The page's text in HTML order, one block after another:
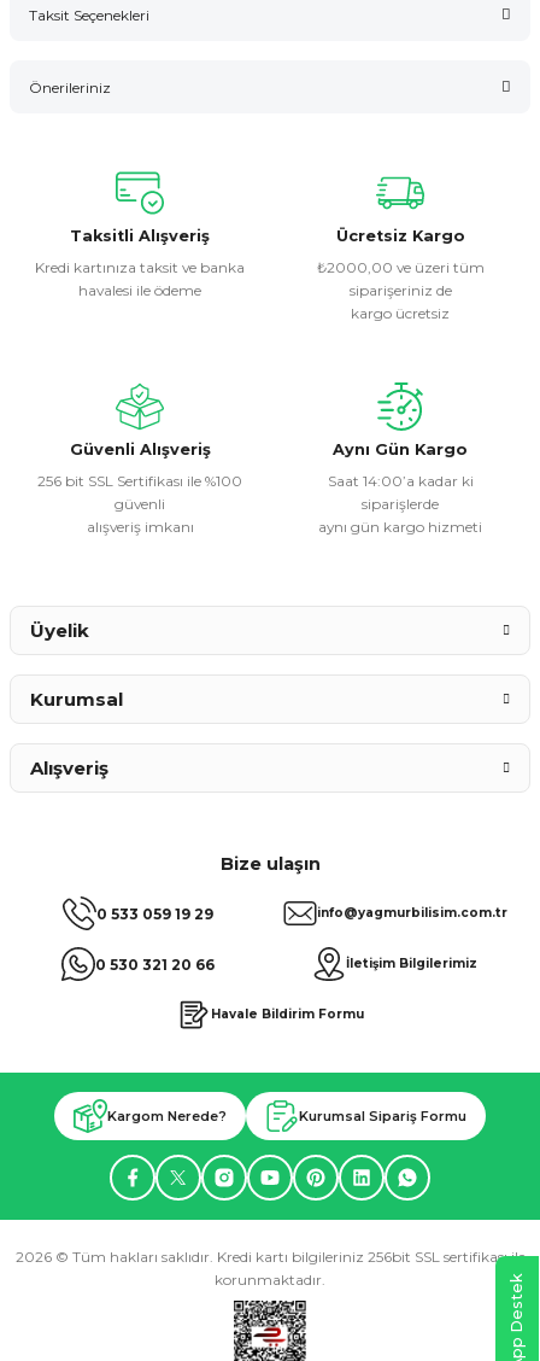
Taksit Seçenekleri
Önerileriniz
konularda yetersiz gördüğünüz noktaları öneri formunu
kullanarak tarafımıza iletebilirsiniz.
Görüş ve önerileriniz için teşekkür ederiz.
Ürün resmi kalitesiz, bozuk veya görüntülenemiyor.
Ürün fiyatı diğer sitelerden daha pahalı.
Bu ürüne benzer farklı alternatifler olmalı.
Taksitli Alışveriş
Kredi kartınıza taksit ve banka
havalesi ile ödeme
Ücretsiz Kargo
₺2000,00 ve üzeri tüm
siparişeriniz de
kargo ücretsiz
Güvenli Alışveriş
256 bit SSL Sertifikası ile %100
güvenli
alışveriş imkanı
Aynı Gün Kargo
Saat 14:00’a kadar ki
siparişlerde
aynı gün kargo hizmeti
Bize ulaşın
0 533 059 19 29
0 530 321 20 66
info@yagmurbilisim.com.tr
İletişim Bilgilerimiz
Havale Bildirim Formu
Üyelik
Kurumsal
Alışveriş
Kargom Nerede? Kurumsal Sipariş Formu
2026 © Tüm hakları saklıdır. Kredi kartı bilgileriniz 256bit SSL sertifikası ile
korunmaktadır.